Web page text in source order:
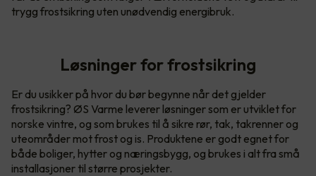
trygg frostsikring uten unødvendig energibruk.
Løsninger for frostsikring
Er du usikker på hvor du bør begynne når det gjelder
frostsikring? ØS Varme leverer løsninger som er utviklet for
norske vintre, og som brukes til å sikre rør, tak, takrenner og
uteområder mot frost og is. Produktene er godt egnet for
både boliger, hytter og næringsbygg, og brukes i alt fra små
installasjoner til større prosjekter.